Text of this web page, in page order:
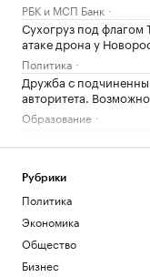
РБК и МСП Банк
Сухогруз под флагом
атаке дрона у
Политика
Дружба с
авторитета.
Образование
Рубрики
Политика
Экономика
Общество
Бизнес